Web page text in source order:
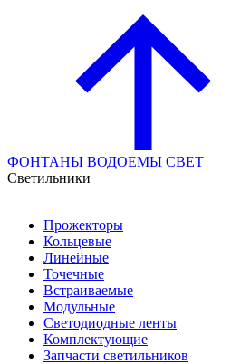
ФОНТАНЫ ВОДОЕМЫ СВЕТ
Cветильники
Прожекторы
Кольцевые
Линейные
Точечные
Встраиваемые
Модульные
Светодиодные ленты
Комплектующие
Запчасти светильников